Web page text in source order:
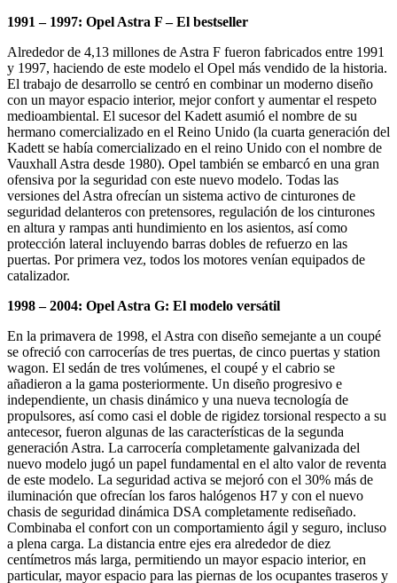
1991 – 1997: Opel Astra F – El bestseller
Alrededor de 4,13 millones de Astra F fueron fabricados entre 1991
y 1997, haciendo de este modelo el Opel más vendido de la historia.
El trabajo de desarrollo se centró en combinar un moderno diseño
con un mayor espacio interior, mejor confort y aumentar el respeto
medioambiental. El sucesor del Kadett asumió el nombre de su
hermano comercializado en el Reino Unido (la cuarta generación del
Kadett se había comercializado en el reino Unido con el nombre de
Vauxhall Astra desde 1980). Opel también se embarcó en una gran
ofensiva por la seguridad con este nuevo modelo. Todas las
versiones del Astra ofrecían un sistema activo de cinturones de
seguridad delanteros con pretensores, regulación de los cinturones
en altura y rampas anti hundimiento en los asientos, así como
protección lateral incluyendo barras dobles de refuerzo en las
puertas. Por primera vez, todos los motores venían equipados de
catalizador.
1998 – 2004: Opel Astra G: El modelo versátil
En la primavera de 1998, el Astra con diseño semejante a un coupé
se ofreció con carrocerías de tres puertas, de cinco puertas y station
wagon. El sedán de tres volúmenes, el coupé y el cabrio se
añadieron a la gama posteriormente. Un diseño progresivo e
independiente, un chasis dinámico y una nueva tecnología de
propulsores, así como casi el doble de rigidez torsional respecto a su
antecesor, fueron algunas de las características de la segunda
generación Astra. La carrocería completamente galvanizada del
nuevo modelo jugó un papel fundamental en el alto valor de reventa
de este modelo. La seguridad activa se mejoró con el 30% más de
iluminación que ofrecían los faros halógenos H7 y con el nuevo
chasis de seguridad dinámica DSA completamente rediseñado.
Combinaba el confort con un comportamiento ágil y seguro, incluso
a plena carga. La distancia entre ejes era alrededor de diez
centímetros más larga, permitiendo un mayor espacio interior, en
particular, mayor espacio para las piernas de los ocupantes traseros y